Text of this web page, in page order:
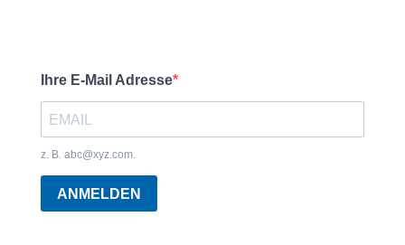
Ihre E-Mail Adresse
z. B. abc@xyz.com.
ANMELDEN